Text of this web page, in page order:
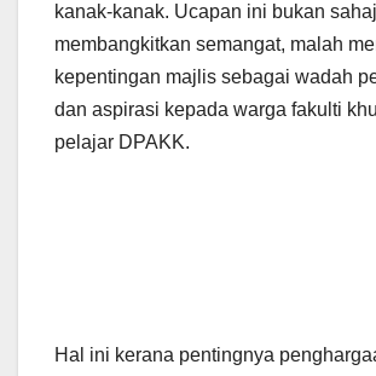
kanak-kanak. Ucapan ini bukan
membangkitkan semangat, malah
kepentingan majlis sebagai wadah
dan aspirasi kepada warga fakulti
pelajar DPAKK.
Hal ini kerana pentingnya